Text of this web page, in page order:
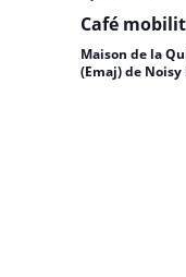
Café
Maison de la
(Emaj) de Noisy